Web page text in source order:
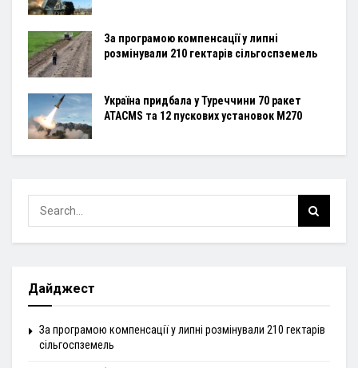
За програмою компенсації у липні
розмінували 210 гектарів сільгоспземель
Україна придбала у Туреччини 70 ракет
ATACMS та 12 пускових установок M270
Дайджест
За програмою компенсації у липні розмінували 210 гектарів
сільгоспземель